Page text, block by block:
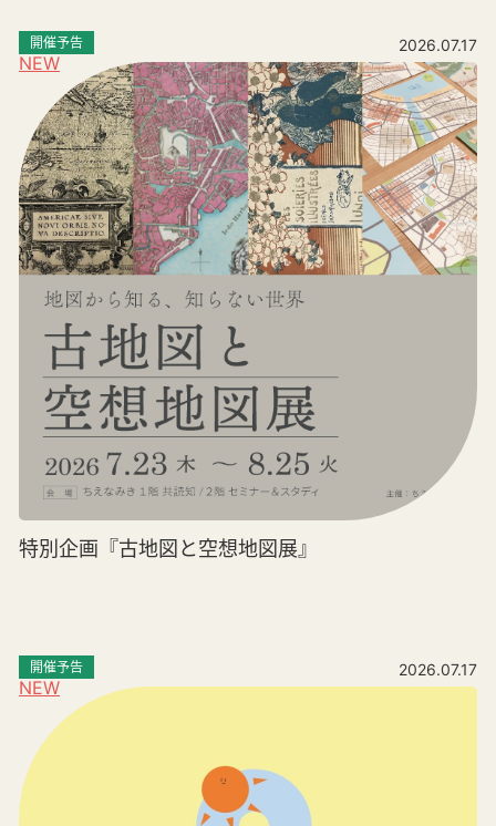
NEW
開催予告 2026.07.17
特別企画『古地図と空想地図展』
NEW
開催予告 2026.07.17